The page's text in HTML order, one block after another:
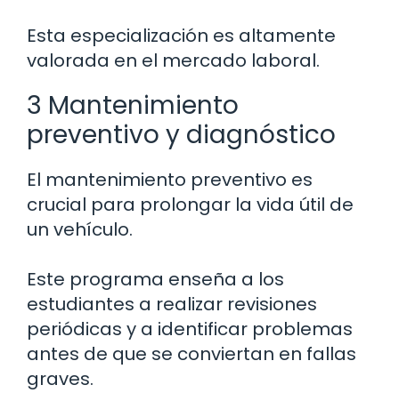
Esta especialización es altamente
valorada en el mercado laboral.
3 Mantenimiento
preventivo y diagnóstico
El mantenimiento preventivo es
crucial para prolongar la vida útil de
un vehículo.
Este programa enseña a los
estudiantes a realizar revisiones
periódicas y a identificar problemas
antes de que se conviertan en fallas
graves.